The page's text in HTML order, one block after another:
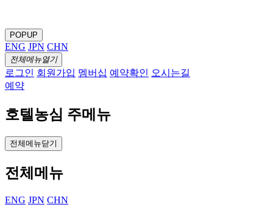
POPUP
ENG JPN CHN
전체메뉴열기
로그인 회원가입 멤버십 예약확인 오시는길
예약
호텔농심 주메뉴
전체메뉴닫기
전체메뉴
ENG JPN CHN